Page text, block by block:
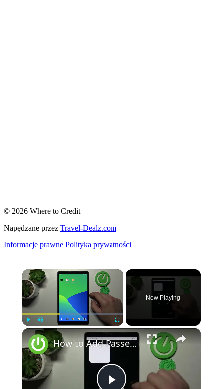
© 2026 Where to Credit
Napędzane przez Travel-Dealz.com
Informacje prawne Polityka prywatności
Play Unmute
Now Playing
×
How to Add Passes to Google Wallet on REALME Pad Mini